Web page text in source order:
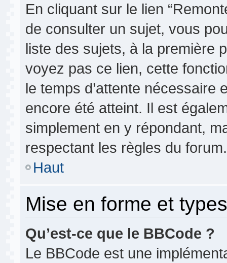
En cliquant sur le lien
de consulter un sujet, vous
liste des sujets, à la première
voyez pas ce lien, cette
le temps d’attente nécessaire
encore été atteint. Il est
simplement en y répondant,
respectant les règles du forum.
Haut
Mise en forme et
Qu’est-ce que le BBCode ?
Le BBCode est une